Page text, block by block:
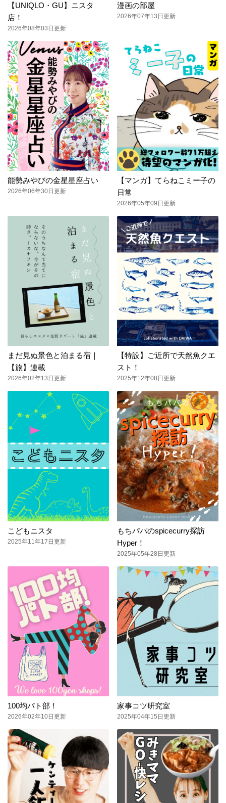
【UNIQLO・GU】ニスタ
店！
2026年08年03日更新
漫画の部屋
2026年07年13日更新
能勢みやびの金星星座占い
2026年06年30日更新
【マンガ】てらねこミー子の
日常
2026年05年09日更新
まだ見ぬ景色と泊まる宿｜
【旅】連載
2026年02年13日更新
【特設】ご近所で天然魚クエ
スト！
2025年12年08日更新
こどもニスタ
2025年11年17日更新
もちパパのspicecurry探訪
Hyper！
2025年05年28日更新
100均パト部！
2026年02年10日更新
家事コツ研究室
2025年04年15日更新